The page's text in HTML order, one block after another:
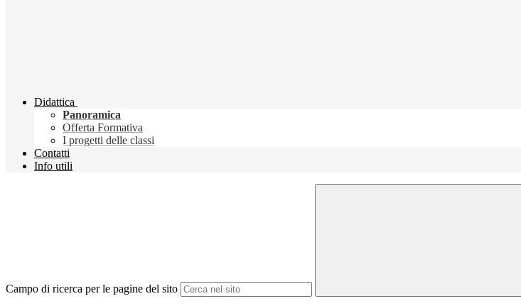
Didattica
Panoramica
Offerta Formativa
I progetti delle classi
Contatti
Info utili
Campo di ricerca per le pagine del sito